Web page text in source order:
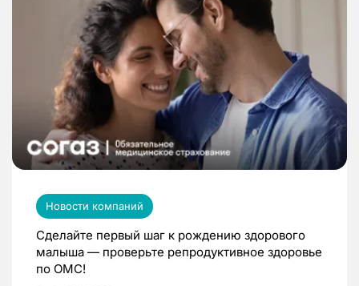
Новости компаний
Сделайте первый шаг к рождению здорового
малыша — проверьте репродуктивное здоровье
по ОМС!